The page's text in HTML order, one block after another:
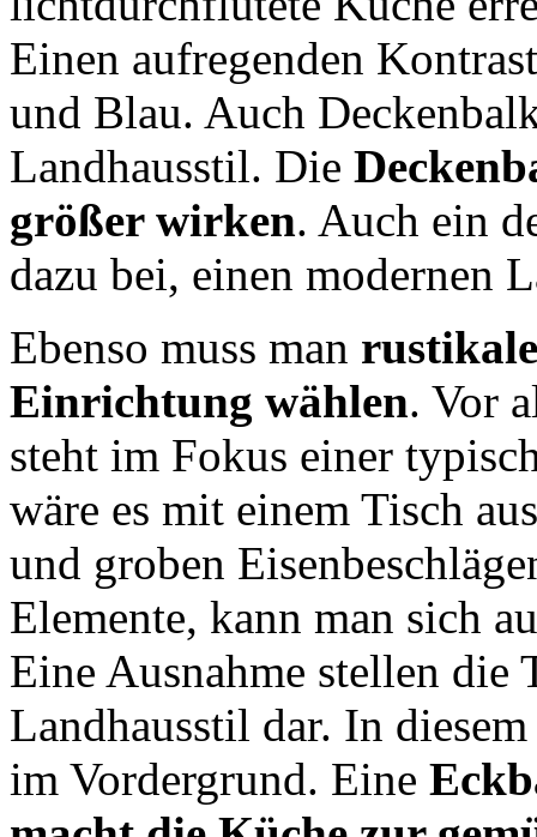
Einen aufregenden
und Blau. Auch
Landhausstil. Die
größer wirken. Auch ein
dazu bei, einen modernen
Ebenso muss man
Einrichtung wählen. Vor
steht im Fokus einer
wäre es mit einem Tisch
und groben
Elemente, kann man sich
Eine Ausnahme stellen die
Landhausstil dar. In
im Vordergrund. Eine